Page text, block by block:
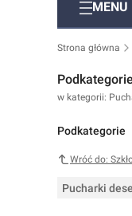
MENU
Strona główna
w kategorii:
Podkategorie
Wróć do:
Pucharki